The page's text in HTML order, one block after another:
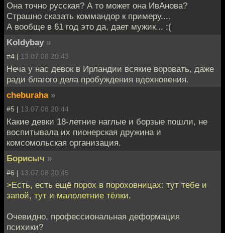
Она точно русская? А то может она ИвАнова?
Страшно сказать коммандор к примеру....
А вообще в 61 год это да, дает мужик... :(
Koldybay »
#4 | 13.07.08 20:43
Неча у нас девок в Ирландии всякие воровать, даже
ради благого дела пробуждения вдохновения.
cheburaha »
#5 | 13.07.08 20:44
Какие девки 18-летние наглые и борзые пошли, не
воспитывала их пионерская дружина и
комсомольская организация.
Борисыч »
#6 | 13.07.08 20:45
>Есть, есть ещё порох в пороховницах: тут тебе и
запой, тут и малолетние тёлки.
Очевидно, профессиональная деформация
психики?